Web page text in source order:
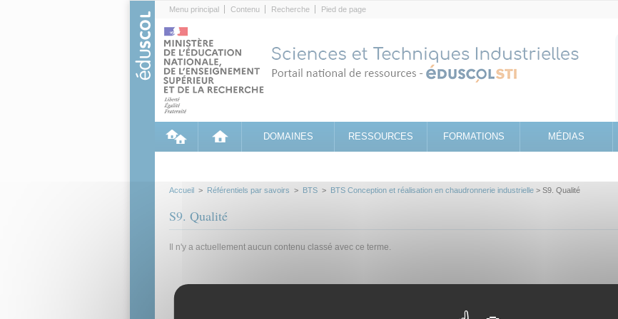
Menu principal Contenu Recherche Pied de page
DOMAINES RESSOURCES FORMATIONS MÉDIAS
Accueil > Référentiels par savoirs > BTS > BTS Conception et réalisation en chaudronnerie industrielle > S9. Qualité
S9. Qualité
Il n'y a actuellement aucun contenu classé avec ce terme.